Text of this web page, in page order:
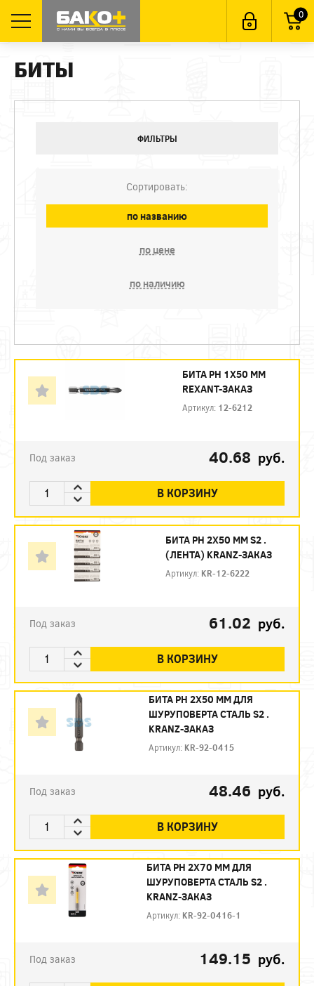
0
БИТЫ
ФИЛЬТРЫ
Сортировать:
по названию
по цене
по наличию
БИТА PH 1X50 ММ
REXANT-ЗАКАЗ
Артикул: 12-6212
Под заказ 40.68 руб.
В КОРЗИНУ
БИТА PH 2X50 ММ S2 .
(ЛЕНТА) KRANZ-ЗАКАЗ
Артикул: KR-12-6222
Под заказ 61.02 руб.
В КОРЗИНУ
БИТА PH 2X50 ММ ДЛЯ
ШУРУПОВЕРТА СТАЛЬ S2 .
KRANZ-ЗАКАЗ
Артикул: KR-92-0415
Под заказ 48.46 руб.
В КОРЗИНУ
БИТА PH 2X70 ММ ДЛЯ
ШУРУПОВЕРТА СТАЛЬ S2 .
KRANZ-ЗАКАЗ
Артикул: KR-92-0416-1
Под заказ 149.15 руб.